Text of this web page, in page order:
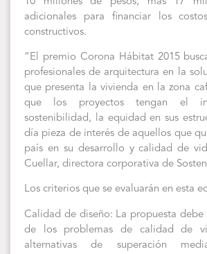
adicionales para financiar los
constructivos.
“El premio Corona Hábitat 2015
profesionales de arquitectura en la
que presenta la vivienda en la zona
que los proyectos tengan el
sostenibilidad, la equidad en sus
día pieza de interés de aquellos que
país en su desarrollo y calidad de
Cuellar, directora corporativa de
Los criterios que se evaluarán en esta
Calidad de diseño: La propuesta debe
de los problemas de calidad de
alternativas de superación